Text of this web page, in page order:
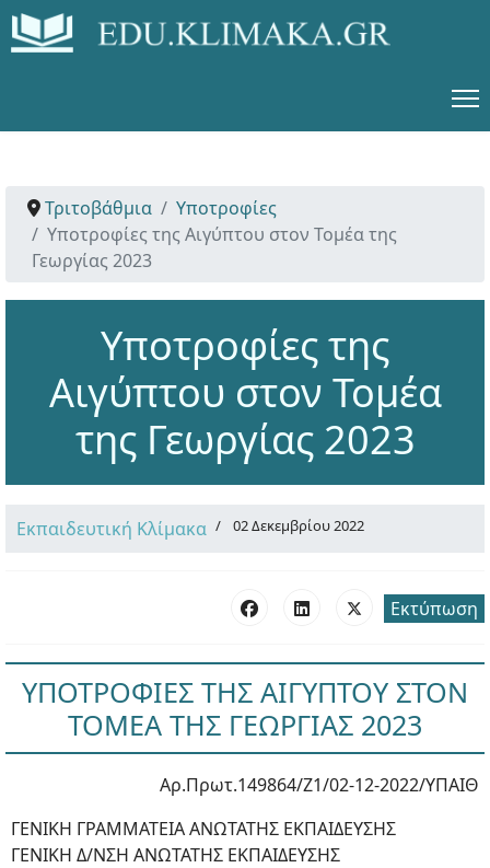
Τριτοβάθμια
Υποτροφίες
Υποτροφίες της Αιγύπτου στον Τομέα της
Γεωργίας 2023
Υποτροφίες της
Αιγύπτου στον Τομέα
της Γεωργίας 2023
Εκπαιδευτική Κλίμακα 02 Δεκεμβρίου 2022
Εκτύπωση
ΥΠΟΤΡΟΦΙΕΣ ΤΗΣ ΑΙΓΥΠΤΟΥ ΣΤΟΝ
ΤΟΜΕΑ ΤΗΣ ΓΕΩΡΓΙΑΣ 2023
Αρ.Πρωτ.149864/Ζ1/02-12-2022/ΥΠΑΙΘ
ΓΕΝΙΚΗ ΓΡΑΜΜΑΤΕΙΑ ΑΝΩΤΑΤΗΣ ΕΚΠΑΙΔΕΥΣΗΣ
ΓΕΝΙΚΗ Δ/ΝΣΗ ΑΝΩΤΑΤΗΣ ΕΚΠΑΙΔΕΥΣΗΣ